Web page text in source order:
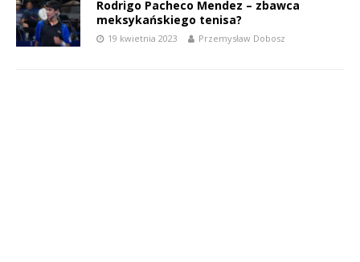
Rodrigo Pacheco Mendez – zbawca
meksykańskiego tenisa?
19 kwietnia 2023 Przemysław Dobosz